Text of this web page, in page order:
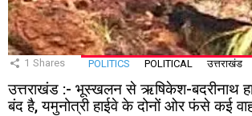
1 Shares POLITICS POLITICAL उत्तराखंड
उत्तराखंड :- भूस्खलन से ऋषिकेश-बदरीनाथ
बंद है, यमुनोत्री हाईवे के दोनों ओर फंसे कई